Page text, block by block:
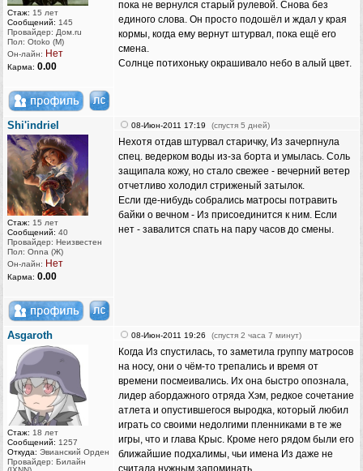
Стаж: 15 лет
Сообщений: 145
Провайдер: Дом.ru
Пол: Otoko (M)
Он-лайн: Нет
Карма: 0.00
пока не вернулся старый рулевой. Снова без
единого слова. Он просто подошёл и ждал у края
кормы, когда ему вернут штурвал, пока ещё его
смена.
Солнце потихоньку окрашивало небо в алый цвет.
Shi'indriel
Стаж: 15 лет
Сообщений: 40
Провайдер: Неизвестен
Пол: Onna (Ж)
Он-лайн: Нет
Карма: 0.00
08-Июн-2011 17:19 (спустя 5 дней)
Нехотя отдав штурвал старичку, Из зачерпнула
спец. ведерком воды из-за борта и умылась. Соль
защипала кожу, но стало свежее - вечерний ветер
отчетливо холодил стриженый затылок.
Если где-нибудь собрались матросы потравить
байки о вечном - Из присоединится к ним. Если
нет - завалится спать на пару часов до смены.
Asgaroth
Стаж: 18 лет
Сообщений: 1257
Откуда: Эвианский Орден
Провайдер: Билайн
08-Июн-2011 19:26 (спустя 2 часа 7 минут)
Когда Из спустилась, то заметила группу матросов
на носу, они о чём-то трепались и время от
времени посмеивались. Их она быстро опознала,
лидер абордажного отряда Хэм, редкое сочетание
атлета и опустившегося выродка, который любил
играть со своими недолгими пленниками в те же
игры, что и глава Крыс. Кроме него рядом были его
ближайшие подхалимы, чьи имена Из даже не